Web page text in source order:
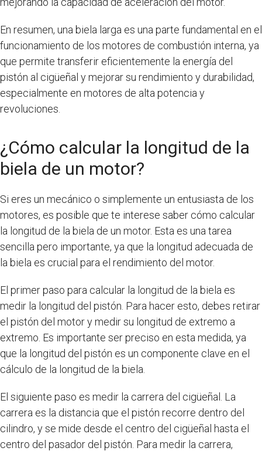
En resumen, una biela larga es una parte fundamental en el
funcionamiento de los motores de combustión interna, ya
que permite transferir eficientemente la energía del
pistón al cigüeñal y mejorar su rendimiento y durabilidad,
especialmente en motores de alta potencia y
revoluciones.
¿Cómo calcular la longitud de la
biela de un motor?
Si eres un mecánico o simplemente un entusiasta de los
motores, es posible que te interese saber cómo calcular
la longitud de la biela de un motor. Esta es una tarea
sencilla pero importante, ya que la longitud adecuada de
la biela es crucial para el rendimiento del motor.
El primer paso para calcular la longitud de la biela es
medir la longitud del pistón. Para hacer esto, debes retirar
el pistón del motor y medir su longitud de extremo a
extremo. Es importante ser preciso en esta medida, ya
que la longitud del pistón es un componente clave en el
cálculo de la longitud de la biela.
El siguiente paso es medir la carrera del cigüeñal. La
carrera es la distancia que el pistón recorre dentro del
cilindro, y se mide desde el centro del cigüeñal hasta el
centro del pasador del pistón. Para medir la carrera,